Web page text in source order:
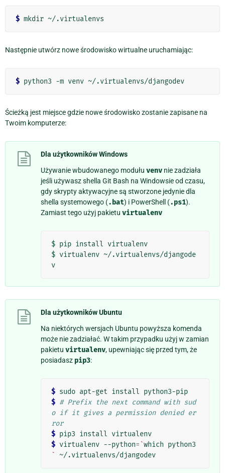
$
Następnie utwórz nowe środowisko wirtualne uruchamiając:
$
Ścieżką jest miejsce gdzie nowe środowisko zostanie zapisane na
Twoim komputerze:
Dla użytkowników Windows
Używanie wbudowanego modułu venv nie zadziała
jeśli używasz shella Git Bash na Windowsie od czasu,
gdy skrypty aktywacyjne są stworzone jedynie dla
shella systemowego (.bat) i PowerShell (.ps1).
Zamiast tego użyj pakietu virtualenv
$ pip install virtualenv
$ virtualenv ~/.virtualenvs/djangode
Dla użytkowników Ubuntu
Na niektórych wersjach Ubuntu powyższa komenda
może nie zadziałać. W takim przypadku użyj w zamian
pakietu virtualenv, upewniając się przed tym, że
posiadasz pip3:
$
$ # Prefix the next command with sud
o if it gives a permission denied er
ror
$
$ virtualenv --python=`which python3
`